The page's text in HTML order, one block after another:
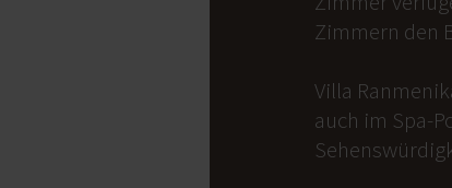
Zimmern den
Villa
auch im Spa-